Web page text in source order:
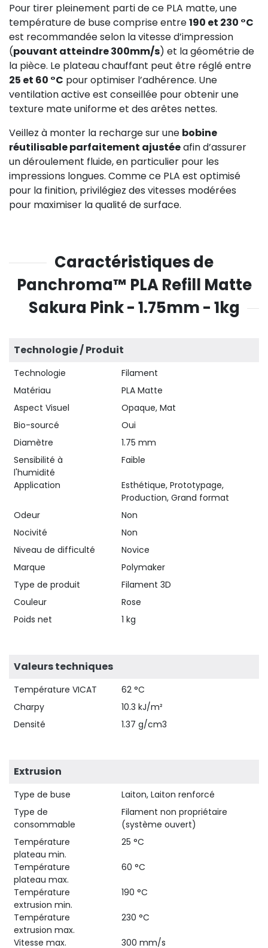
Pour tirer pleinement parti de ce PLA matte, une
température de buse comprise entre190 et 230 °C
est recommandée selon la vitesse d’impression
(pouvant atteindre 300mm/s) et la géométrie de
la pièce. Le plateau chauffant peut être réglé entre
25 et 60 °C pour optimiser l’adhérence. Une
ventilation active est conseillée pour obtenir une
texture mate uniforme et des arêtes nettes.
Veillez à monter la recharge sur une bobine
réutilisable parfaitement ajustéeafin d’assurer
un déroulement fluide, en particulier pour les
impressions longues. Comme ce PLA est optimisé
pour la finition, privilégiez des vitesses modérées
pour maximiser la qualité de surface.
Caractéristiques de
Panchroma™ PLA Refill Matte
Sakura Pink - 1.75mm - 1kg
Technologie / Produit
Technologie
Filament
Matériau
PLA Matte
Aspect Visuel
Opaque, Mat
Bio-sourcé
Oui
Diamètre
1.75 mm
Sensibilité à
l'humidité
Faible
Application
Esthétique, Prototypage,
Production, Grand format
Odeur
Non
Nocivité
Non
Niveau de difficulté
Novice
Marque
Polymaker
Type de produit
Filament 3D
Couleur
Rose
Poids net
1 kg
Valeurs techniques
Température VICAT
62 °C
Charpy
10.3 kJ/m²
Densité
1.37 g/cm3
Extrusion
Type de buse
Laiton, Laiton renforcé
Type de
consommable
Filament non propriétaire
(système ouvert)
Température
plateau min.
25 °C
Température
plateau max.
60 °C
Température
extrusion min.
190 °C
Température
extrusion max.
230 °C
Vitesse max. 300 mm/s